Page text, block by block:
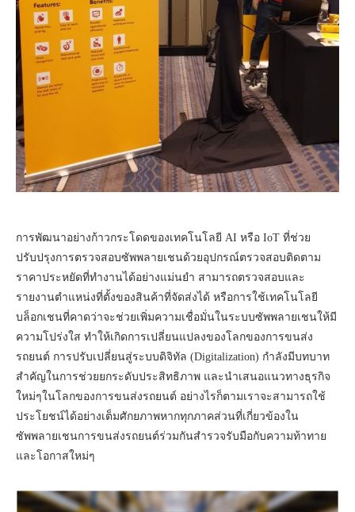
การพัฒนาอย่างก้าวกระโดดของเทคโนโลยี AI หรือ IoT ที่ช่วย
ปรับปรุงการตรวจสอบซัพพลายเชนด้วยอุปกรณ์ตรวจสอบติดตาม
ราคาประหยัดที่ทำงานได้อย่างแม่นยำ สามารถตรวจสอบและ
รายงานตำแหน่งที่ตั้งของสินค้าที่จัดส่งได้ หรือการใช้เทคโนโลยี
บล็อกเชนที่คาดว่าจะช่วยเพิ่มความเชื่อมั่นในระบบซัพพลายเชนให้มี
ความโปร่งใส ทำให้เกิดการเปลี่ยนแปลงของโลกของการขนส่ง
รถยนต์ การปรับเปลี่ยนสู่ระบบดิจิทัล (Digitalization) กำลังมีบทบาท
สำคัญในการช่วยยกระดับประสิทธิภาพ และนำเสนอแนวทางธุรกิจ
ใหม่ๆในโลกของการขนส่งรถยนต์ อย่างไรก็ตามเราจะสามารถใช้
ประโยชน์ได้อย่างเต็มศักยภาพหากทุกภาคส่วนที่เกี่ยวข้องใน
ซัพพลายเชนการขนส่งรถยนต์ร่วมกันสำรวจรับมือกับความท้าทาย
และโอกาสใหม่ๆ